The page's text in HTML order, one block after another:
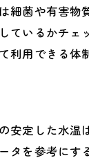
現する節約生
コキュート活用
トと井戸水の
菌や有害
いるかチ
用できる体
定した水
を参考に